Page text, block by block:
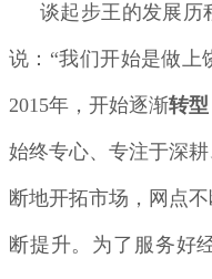
谈起步王的发展历
说：“我们开始是做上
2015年，开始逐渐转
始终专心、专注于深
断地开拓市场，网点
断提升。为了服务好